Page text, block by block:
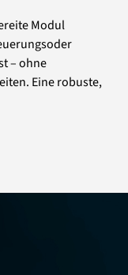
Modul
– ohne
Eine robuste,